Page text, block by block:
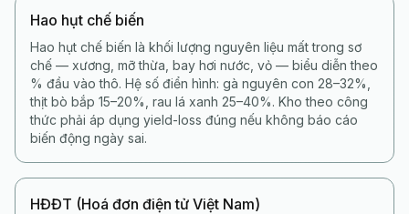
Hao hụt chế biến
Hao hụt chế biến là khối lượng nguyên liệu mất trong sơ
chế — xương, mỡ thừa, bay hơi nước, vỏ — biểu diễn theo
% đầu vào thô. Hệ số điển hình: gà nguyên con 28–32%,
thịt bò bắp 15–20%, rau lá xanh 25–40%. Kho theo công
thức phải áp dụng yield-loss đúng nếu không báo cáo
biến động ngày sai.
HĐĐT (Hoá đơn điện tử Việt Nam)